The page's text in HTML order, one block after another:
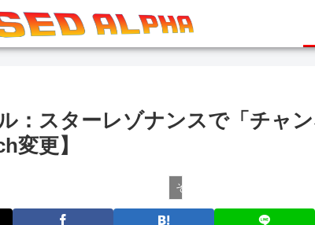
：スターレゾナンスで「チャ
変更】
その他ゲーム攻略